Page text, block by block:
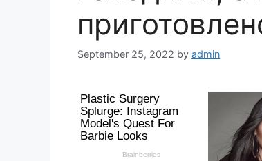
September 25, 2022 by admin